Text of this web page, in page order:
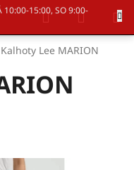
10:00-15:00, SO 9:00-
Hledat
KOŠÍK
Kalhoty Lee MARION